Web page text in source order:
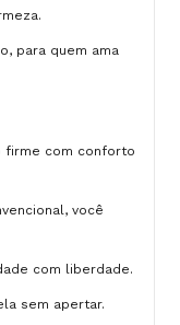
para quem ama
firme com conforto
você
com liberdade.
sem apertar.